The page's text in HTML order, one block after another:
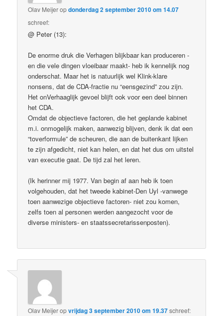
Olav Meijeropdonderdag 2 september 2010 om 14.07
schreef:
@ Peter (13):
De enorme druk die Verhagen blijkbaar kan produceren -
en die vele dingen vloeibaar maakt- heb ik kennelijk nog
onderschat. Maar het is natuurlijk wel Klink-klare
nonsens, dat de CDA-fractie nu “eensgezind” zou zijn.
Het onVerhaaglijk gevoel blijft ook voor een deel binnen
het CDA.
Omdat de objectieve factoren, die het geplande kabinet
m.i. onmogelijk maken, aanwezig blijven, denk ik dat een
“toverformule” de scheuren, die aan de buitenkant lijken
te zijn afgedicht, niet kan helen, en dat het dus om uitstel
van executie gaat. De tijd zal het leren.
(Ik herinner mij 1977. Van begin af aan heb ik toen
volgehouden, dat het tweede kabinet-Den Uyl -vanwege
toen aanwezige objectieve factoren- niet zou komen,
zelfs toen al personen werden aangezocht voor de
diverse ministers- en staatssecretarissenposten).
Olav Meijeropvrijdag 3 september 2010 om 19.37schreef: